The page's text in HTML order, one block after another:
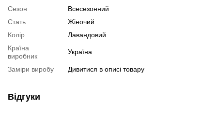
Сезон
Всесезонний
Стать
Жіночий
Колір
Лавандовий
Країна
виробник
Україна
Заміри виробу Дивитися в описі товару
Відгуки